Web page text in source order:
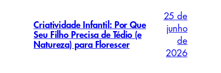
Criatividade Infantil: Por Que
Seu Filho Precisa de Tédio (e
Natureza) para Florescer
25 de
junho
de
2026